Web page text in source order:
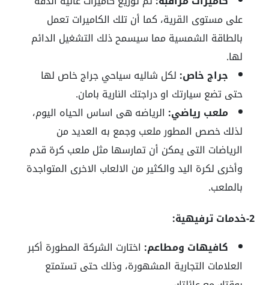
على مستوى القرية، كما أن تلك الكاميرات تعمل
بالطاقة الشمسية مما سيسمح ذلك التشغيل الدائم
لها.
جراج خاص: لكل شاليه سياحي جراج خاص لها
حتى تضع سيارتك او دراجتك النارية بامان.
ملعب رياضي: الرياضه هى اساس الحياه اليوم،
لذلك خصص المطور ملعب وجمع به العديد من
الرياضات التى يمكن أن تمارسها مثل ملعب كرة قدم
وأخرى لكرة اليد والكثير من الالعاب الاخرى المتواجدة
بالملعب.
2-خدمات ترفيهية:
كافيهات ومطاعم: اختارت الشركة المطورة أكبر
العلامات التجارية المشهورة، وذلك حتى تستمتع